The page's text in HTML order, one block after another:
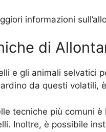
informazioni
di
e gli animali selvatici
da questi volatili,
tecniche più comuni
Inoltre, è possibile